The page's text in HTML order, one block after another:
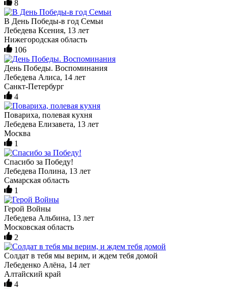
8
В День Победы-в год Семьи
Лебедева Ксения, 13 лет
Нижегородская область
106
День Победы. Воспоминания
Лебедева Алиса, 14 лет
Санкт-Петербург
4
Повариха, полевая кухня
Лебедева Елизавета, 13 лет
Москва
1
Спасибо за Победу!
Лебедева Полина, 13 лет
Самарская область
1
Герой Войны
Лебедева Альбина, 13 лет
Московская область
2
Солдат в тебя мы верим, и ждем тебя домой
Лебеденко Алёна, 14 лет
Алтайский край
4